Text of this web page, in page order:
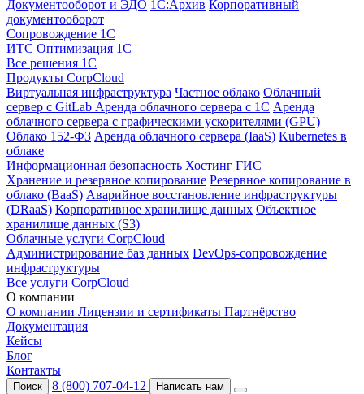
Документооборот и ЭДО 1С:Архив Корпоративный
документооборот
Сопровождение 1С
ИТС Оптимизация 1С
Все решения 1С
Продукты CorpCloud
Виртуальная инфраструктура Частное облако Облачный
сервер с GitLab Аренда облачного сервера с 1С Аренда
облачного сервера с графическими ускорителями (GPU)
Облако 152-ФЗ Аренда облачного сервера (IaaS) Kubernetes в
облаке
Информационная безопасность Хостинг ГИС
Хранение и резервное копирование Резервное копирование в
облако (BaaS) Аварийное восстановление инфраструктуры
(DRaaS) Корпоративное хранилище данных Объектное
хранилище данных (S3)
Облачные услуги CorpCloud
Администрирование баз данных DevOps-сопровождение
инфраструктуры
Все услуги CorpCloud
О компании
О компании Лицензии и сертификаты Партнёрство
Документация
Кейсы
Блог
Контакты
Поиск 8 (800) 707-04-12 Написать нам